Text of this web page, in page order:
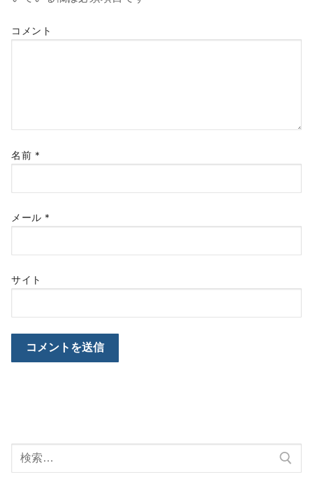
ン
コメント
名前 *
メール *
サイト
検
索